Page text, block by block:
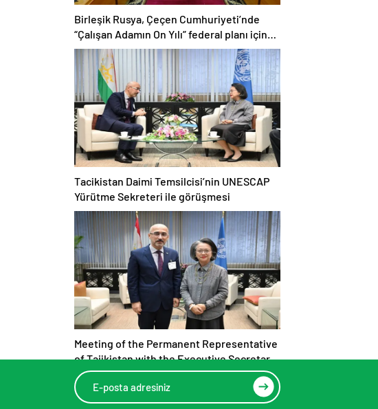
Birleşik Rusya, Çeçen Cumhuriyeti’nde
“Çalışan Adamın On Yılı” federal planı için
bir dizi öneri düzenledi
Tacikistan Daimi Temsilcisi’nin UNESCAP
Yürütme Sekreteri ile görüşmesi
Meeting of the Permanent Representative
of Tajikistan with the Executive Secretary
of UNESCAP